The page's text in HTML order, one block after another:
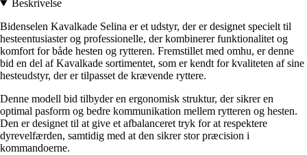
Beskrivelse
Bidenselen Kavalkade Selina er et udstyr, der er designet specielt til
hesteentusiaster og professionelle, der kombinerer funktionalitet og
komfort for både hesten og rytteren. Fremstillet med omhu, er denne
bid en del af Kavalkade sortimentet, som er kendt for kvaliteten af sine
hesteudstyr, der er tilpasset de krævende ryttere.
Denne modell bid tilbyder en ergonomisk struktur, der sikrer en
optimal pasform og bedre kommunikation mellem rytteren og hesten.
Den er designet til at give et afbalanceret tryk for at respektere
dyrevelfærden, samtidig med at den sikrer stor præcision i
kommandoerne.